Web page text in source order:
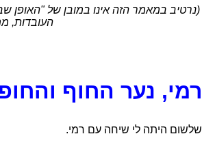
(נרטיב במאמר הזה אינו במובן של
העובדות,
רמי, נער החוף
שלשום היתה לי שיחה עם רמי.